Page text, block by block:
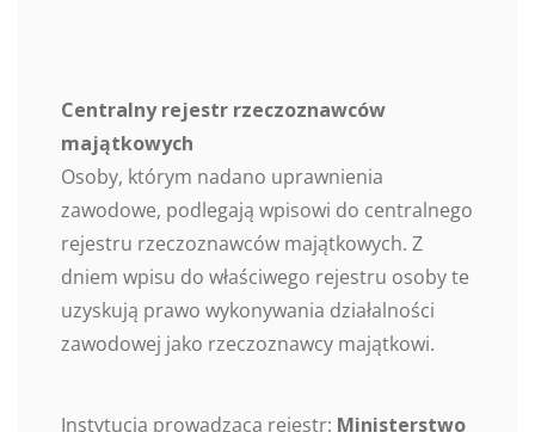
Centralny rejestr rzeczoznawców
majątkowych
Osoby, którym nadano uprawnienia
zawodowe, podlegają wpisowi do centralnego
rejestru rzeczoznawców majątkowych. Z
dniem wpisu do właściwego rejestru osoby te
uzyskują prawo wykonywania działalności
zawodowej jako rzeczoznawcy majątkowi.
Instytucja prowadząca rejestr: Ministerstwo